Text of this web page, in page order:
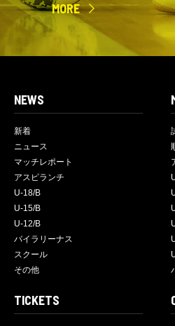
MORE
NEWS
新着
ニュース
マッチレポート
アスピランチ
U-18/B
U-15/B
U-12/B
バイラリーナス
スクール
その他
TICKETS